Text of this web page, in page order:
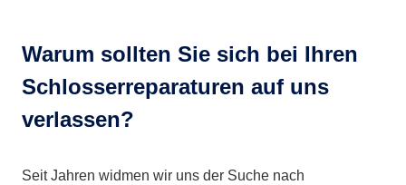
Warum sollten Sie sich bei Ihren
Schlosserreparaturen auf uns
verlassen?
Seit Jahren widmen wir uns der Suche nach